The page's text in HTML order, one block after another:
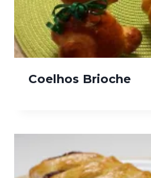
Coelhos Brioche